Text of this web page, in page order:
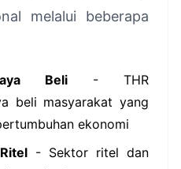
melalui beberapa
Beli - THR
beli masyarakat yang
ekonomi
- Sektor ritel dan